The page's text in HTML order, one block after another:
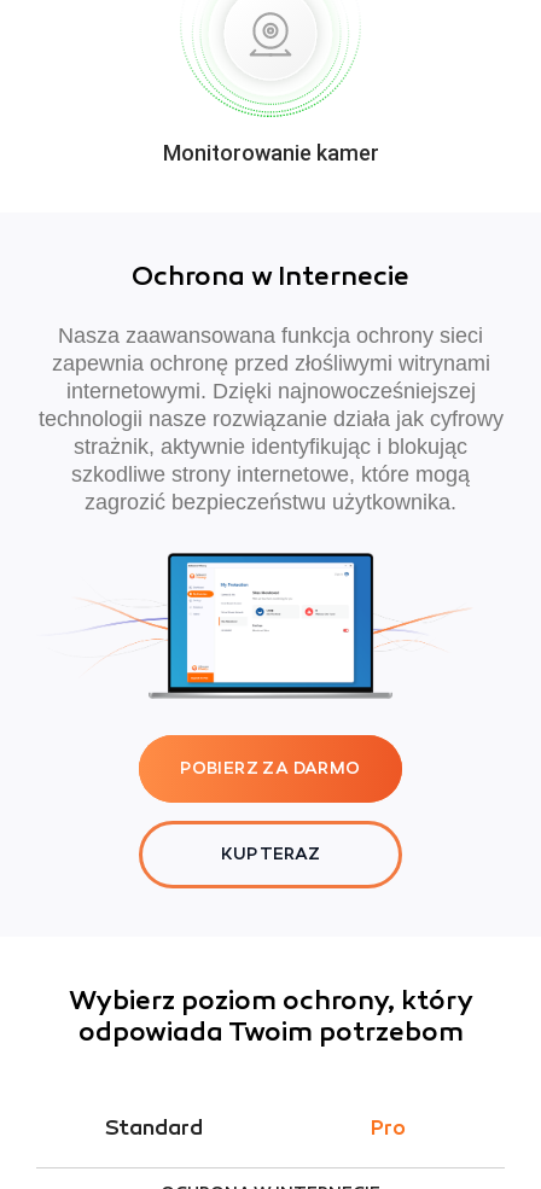
Monitorowanie kamer
Ochrona w Internecie
Nasza zaawansowana funkcja ochrony sieci
zapewnia ochronę przed złośliwymi witrynami
internetowymi. Dzięki najnowocześniejszej
technologii nasze rozwiązanie działa jak cyfrowy
strażnik, aktywnie identyfikując i blokując
szkodliwe strony internetowe, które mogą
zagrozić bezpieczeństwu użytkownika.
POBIERZ ZA DARMO
KUP TERAZ
Wybierz poziom ochrony, który
odpowiada Twoim potrzebom
Standard Pro